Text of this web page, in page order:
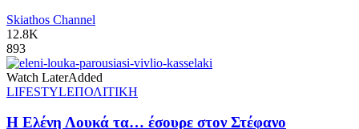
Skiathos Channel
12.8K
893
Watch LaterAdded
LIFESTYLEΠΟΛΙΤΙΚΗ
Η Ελένη Λουκά τα… έσουρε στον Στέφανο